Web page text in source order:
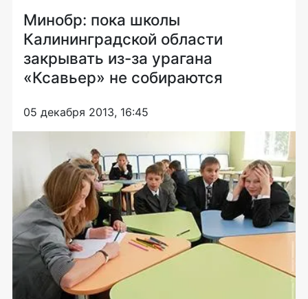
Минобр: пока школы
Калининградской области
закрывать из-за урагана
«Ксавьер» не собираются
05 декабря 2013, 16:45